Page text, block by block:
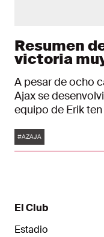
Resumen
victoria
A pesar de ocho
Ajax se
equipo de Erik
El sábado es el
Etiquetas
#AZAJA
El Club
Estadio